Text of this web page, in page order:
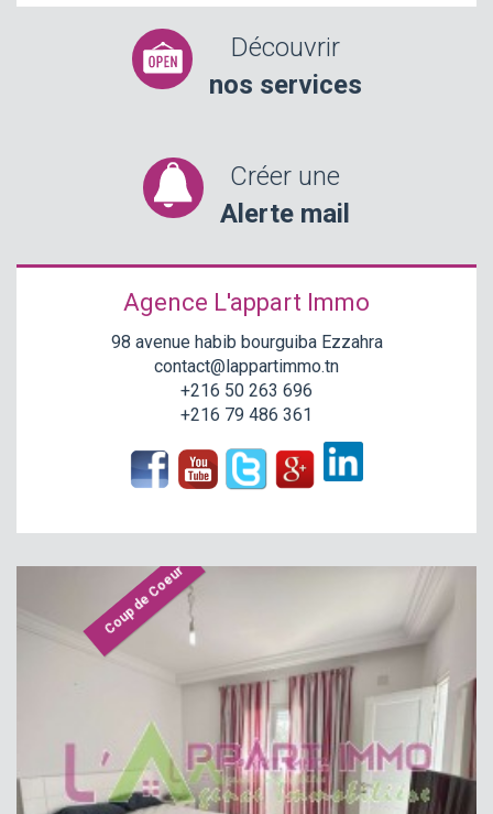
Découvrir
nos services
Créer une
Alerte mail
Agence L'appart Immo
98 avenue habib bourguiba Ezzahra
contact@lappartimmo.tn
+216 50 263 696
+216 79 486 361
Coup de Coeur